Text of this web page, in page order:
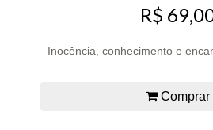
R$
Inocência, conhecimento e
Comprar